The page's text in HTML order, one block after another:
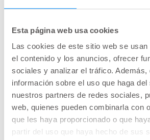
Esta página web usa cookies
Las cookies de este sitio web se
el contenido y los anuncios, ofrecer
sociales y analizar el tráfico. Además,
información sobre el uso que haga del
nuestros partners de redes sociales,
web, quienes pueden combinarla con
que les haya proporcionado o que
partir del uso que haya hecho de sus
Esclerosis Múltiple
disfunción de la vejiga.
Usted debe estar
Esta sección está restringida a
profesionales sanitarios.
acceda a su cuenta para
contenido.